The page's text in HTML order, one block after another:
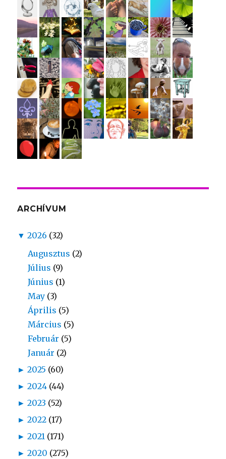
ARCHÍVUM
▼ 2026 (32)
Augusztus (2)
Július (9)
Június (1)
May (3)
Április (5)
Március (5)
Február (5)
Január (2)
► 2025 (60)
► 2024 (44)
► 2023 (52)
► 2022 (17)
► 2021 (171)
► 2020 (275)